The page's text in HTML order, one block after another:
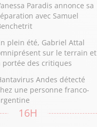
Paradis annonce sa
avec Samuel
plein été, Gabriel Attal
sur le terrain et
portée des critiques
Andes détecté
une personne franco-
16H